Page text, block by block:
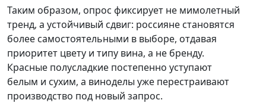
Таким образом, опрос фиксирует не мимолетный
тренд, а устойчивый сдвиг: россияне становятся
более самостоятельными в выборе, отдавая
приоритет цвету и типу вина, а не бренду.
Красные полусладкие постепенно уступают
белым и сухим, а виноделы уже перестраивают
производство под новый запрос.